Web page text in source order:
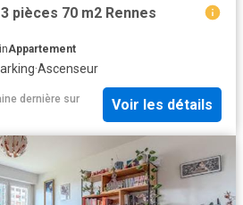
pièces 70 m2 Rennes
Appartement
·Ascenseur
dernière sur
Voir les détails